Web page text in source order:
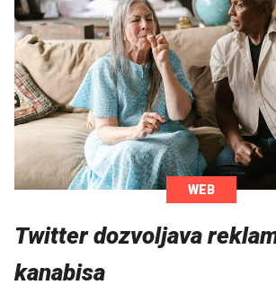
WEB
Twitter dozvoljava
kanabisa